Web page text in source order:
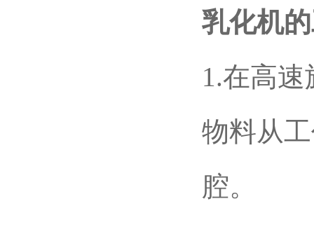
乳化机
1.在高
物料从
腔。